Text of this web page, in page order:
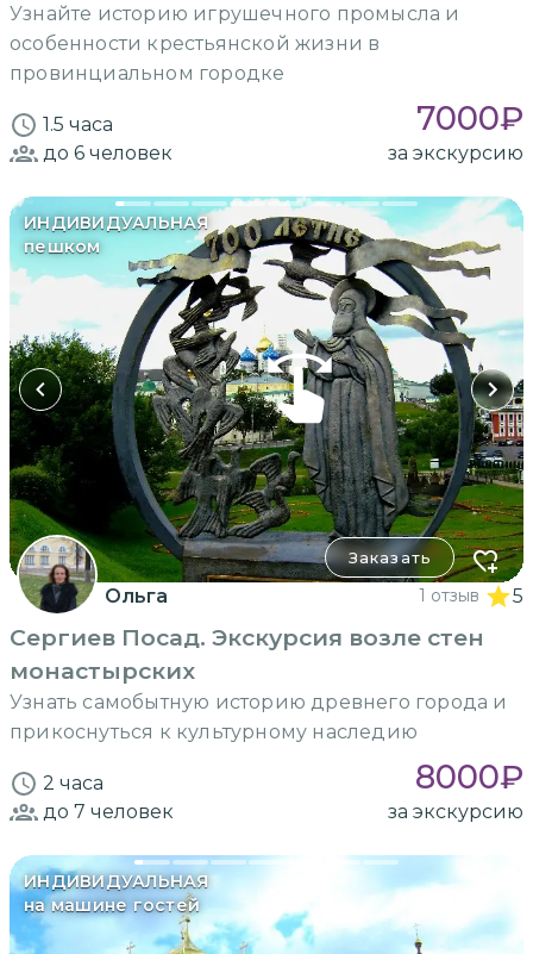
Узнайте историю игрушечного промысла и
особенности крестьянской жизни в
провинциальном городке
1.5 часа 7000₽
до 6 человек за экскурсию
ИНДИВИДУАЛЬНАЯ
пешком
Заказать
Ольга 1 отзыв 5
Сергиев Посад. Экскурсия возле стен
монастырских
Узнать самобытную историю древнего города и
прикоснуться к культурному наследию
2 часа 8000₽
до 7 человек за экскурсию
ИНДИВИДУАЛЬНАЯ
на машине гостей